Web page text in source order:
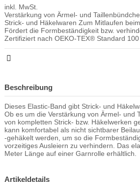
inkl. MwSt.
Verstärkung von Ärmel- und
Strick- und Häkelwaren Zum Mitlaufen
Fördert die Formbeständigkeit bzw.
Zertifiziert nach OEKO-TEX® Standard
Beschreibung
Dieses Elastic-Band gibt Strick- und
Ob es um die Verstärkung von Ärmel- und
von kompletten Strick- bzw. Häkelwerken
kann komfortabel als nicht sichtbarer
-gehäkelt werden, um so die
vorzeitiges Ausleiern zu verhindern. Das
Meter Länge auf einer Garnrolle erhältlich.
Artikeldetails